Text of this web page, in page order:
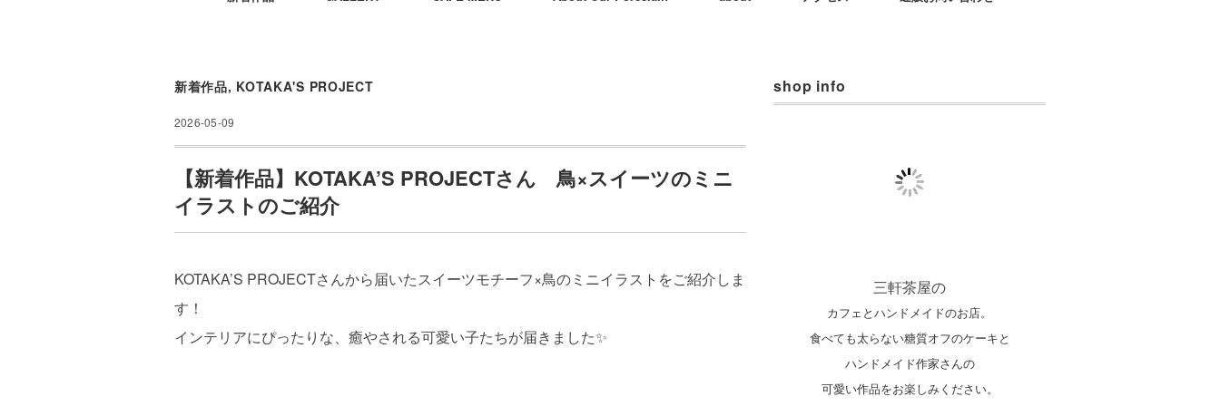
新着作品, KOTAKA'S PROJECT
2026-05-09
【新着作品】KOTAKA’S PROJECTさん 鳥×スイーツのミニ
イラストのご紹介
KOTAKA’S PROJECTさんから届いたスイーツモチーフ×鳥のミニイラストをご紹介しま
す！
インテリアにぴったりな、癒やされる可愛い子たちが届きました✨
shop info
三軒茶屋の
カフェとハンドメイドのお店。
食べても太らない糖質オフのケーキと
ハンドメイド作家さんの
可愛い作品をお楽しみください。